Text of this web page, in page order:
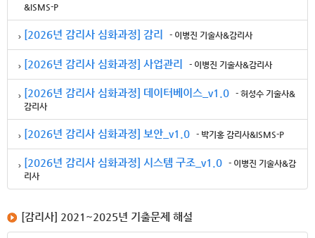
&ISMS-P
[2026년 감리사 심화과정] 감리 - 이병진 기술사&감리사
[2026년 감리사 심화과정] 사업관리 - 이병진 기술사&감리사
[2026년 감리사 심화과정] 데이터베이스_v1.0
- 허성수 기술사&
감리사
[2026년 감리사 심화과정] 보안_v1.0 - 박기홍 감리사&ISMS-P
[2026년 감리사 심화과정] 시스템 구조_v1.0
- 이병진 기술사&감
리사
[감리사] 2021~2025년 기출문제 해설